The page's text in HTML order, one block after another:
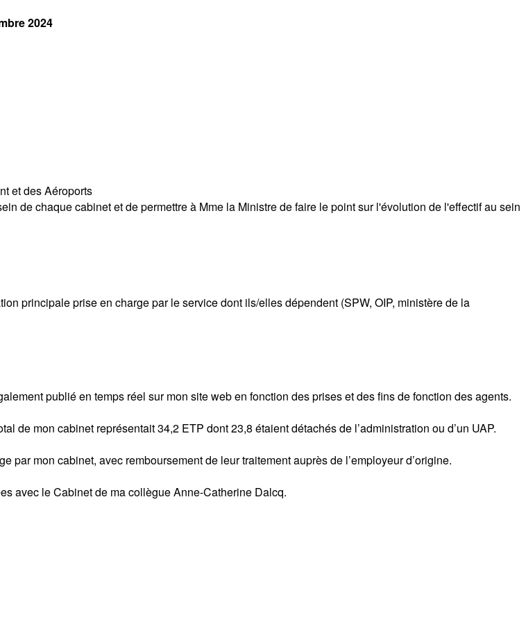
2024
et des Aéroports
de chaque cabinet et de permettre à Mme la Ministre de faire le point sur l'évolution de l'effectif au sein
principale prise en charge par le service dont ils/elles dépendent (SPW, OIP, ministère de la
publié en temps réel sur mon site web en fonction des prises et des fins de fonction des agents.
de mon cabinet représentait 34,2 ETP dont 23,8 étaient détachés de l’administration ou d’un UAP.
mon cabinet, avec remboursement de leur traitement auprès de l’employeur d’origine.
avec le Cabinet de ma collègue Anne-Catherine Dalcq.